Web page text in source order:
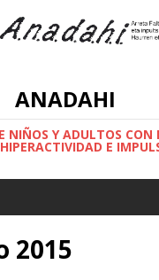
ANADAHI
NIÑOS Y ADULTOS CON
E
2015